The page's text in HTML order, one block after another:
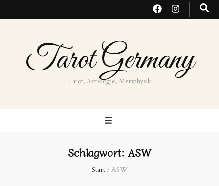
Tarot Germany
Tarot, Astrologie, Metaphysik
Schlagwort: ASW
Start / ASW